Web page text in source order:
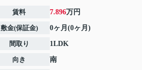
賃料 7.896万円
敷金(保証金) 0ヶ月(0ヶ月)
間取り 1LDK
向き 南